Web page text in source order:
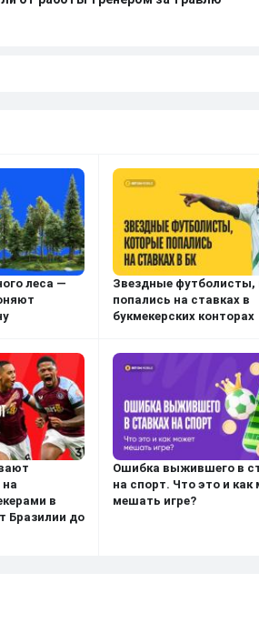
леса —
Звездные футболисты,
попались на ставках в
букмекерских конторах
в
Бразилии до
Ошибка выжившего в
на спорт. Что это и как
мешать игре?